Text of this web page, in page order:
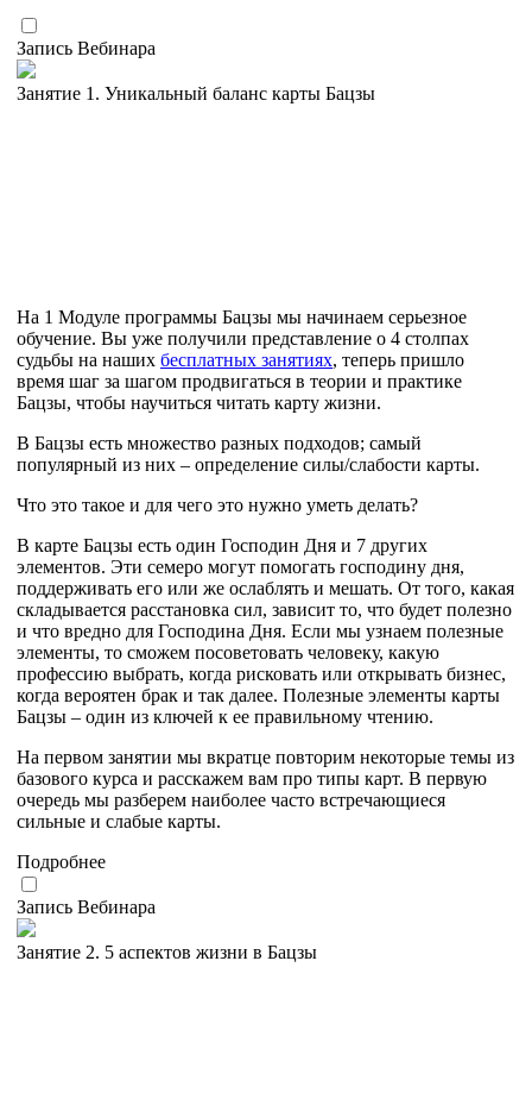
Запись Вебинара
Занятие 1. Уникальный баланс карты Бацзы
На 1 Модуле программы Бацзы мы начинаем серьезное
обучение. Вы уже получили представление о 4 столпах
судьбы на наших бесплатных занятиях, теперь пришло
время шаг за шагом продвигаться в теории и практике
Бацзы, чтобы научиться читать карту жизни.
В Бацзы есть множество разных подходов; самый
популярный из них – определение силы/слабости карты.
Что это такое и для чего это нужно уметь делать?
В карте Бацзы есть один Господин Дня и 7 других
элементов. Эти семеро могут помогать господину дня,
поддерживать его или же ослаблять и мешать. От того, какая
складывается расстановка сил, зависит то, что будет полезно
и что вредно для Господина Дня. Если мы узнаем полезные
элементы, то сможем посоветовать человеку, какую
профессию выбрать, когда рисковать или открывать бизнес,
когда вероятен брак и так далее. Полезные элементы карты
Бацзы – один из ключей к ее правильному чтению.
На первом занятии мы вкратце повторим некоторые темы из
базового курса и расскажем вам про типы карт. В первую
очередь мы разберем наиболее часто встречающиеся
сильные и слабые карты.
Подробнее
Запись Вебинара
Занятие 2. 5 аспектов жизни в Бацзы